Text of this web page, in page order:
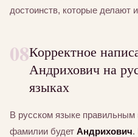
достоинств, которые делают
08Корректное
Андрихович на
языках
В русском языке правильным
фамилии будет Андрихович.